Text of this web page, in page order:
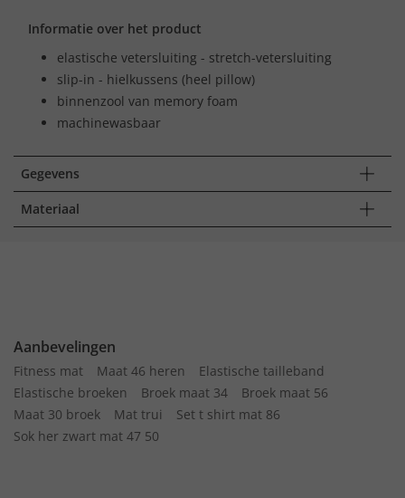
Informatie over het product
elastische vetersluiting - stretch-vetersluiting
slip-in - hielkussens (heel pillow)
binnenzool van memory foam
machinewasbaar
Gegevens
Materiaal
Aanbevelingen
Fitness mat Maat 46 heren
Elastische tailleband
Elastische broeken
Broek maat 34
Broek maat 56
Maat 30 broek
Mat trui
Set t shirt mat 86
Sok her zwart mat 47 50